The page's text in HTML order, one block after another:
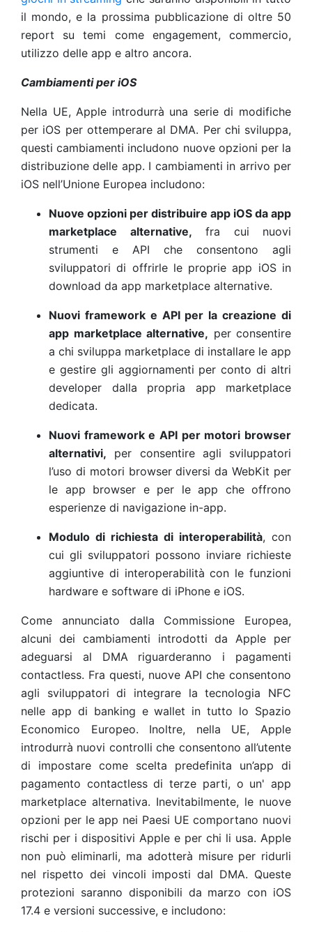
il mondo, e la prossima pubblicazione di oltre 50
report su temi come engagement, commercio,
utilizzo delle app e altro ancora.
Cambiamenti per iOS
Nella UE, Apple introdurrà una serie di modifiche
per iOS per ottemperare al DMA. Per chi sviluppa,
questi cambiamenti includono nuove opzioni per la
distribuzione delle app. I cambiamenti in arrivo per
iOS nell’Unione Europea includono:
Nuove opzioni per distribuire app iOS da app
marketplace alternative, fra cui nuovi
strumenti e API che consentono agli
sviluppatori di offrirle le proprie app iOS in
download da app marketplace alternative.
Nuovi framework e API per la creazione di
app marketplace alternative, per consentire
a chi sviluppa marketplace di installare le app
e gestire gli aggiornamenti per conto di altri
developer dalla propria app marketplace
dedicata.
Nuovi framework e API per motori browser
alternativi,
per consentire agli sviluppatori
l’uso di motori browser diversi da WebKit per
le app browser e per le app che offrono
esperienze di navigazione in-app.
Modulo di richiesta di interoperabilità, con
cui gli sviluppatori possono inviare richieste
aggiuntive di interoperabilità con le funzioni
hardware e software di iPhone e iOS.
Come annunciato dalla Commissione Europea,
alcuni dei cambiamenti introdotti da Apple per
adeguarsi al DMA riguarderanno i pagamenti
contactless. Fra questi, nuove API che consentono
agli sviluppatori di integrare la tecnologia NFC
nelle app di banking e wallet in tutto lo Spazio
Economico Europeo. Inoltre, nella UE, Apple
introdurrà nuovi controlli che consentono all’utente
di impostare come scelta predefinita un’app di
pagamento contactless di terze parti, o un' app
marketplace alternativa. Inevitabilmente, le nuove
opzioni per le app nei Paesi UE comportano nuovi
rischi per i dispositivi Apple e per chi li usa. Apple
non può eliminarli, ma adotterà misure per ridurli
nel rispetto dei vincoli imposti dal DMA. Queste
protezioni saranno disponibili da marzo con iOS
17.4 e versioni successive, e includono: